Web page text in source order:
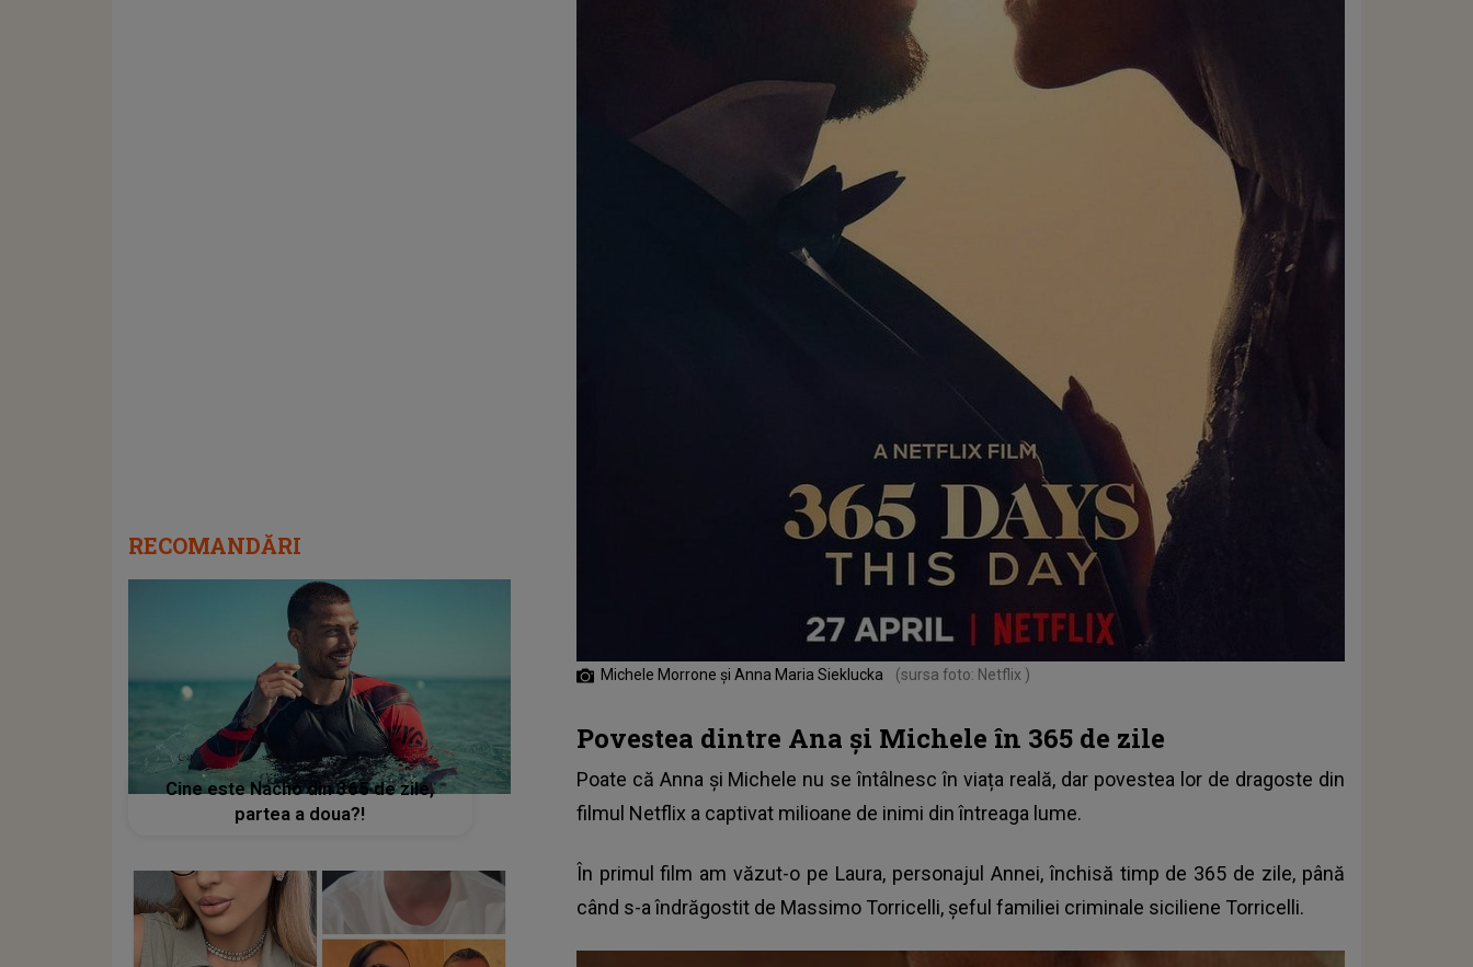
Michele Morrone și Anna Maria Sieklucka (sursa foto: Netflix )
Povestea dintre Ana și Michele în 365 de zile
Poate că Anna și Michele nu se întâlnesc în viața reală, dar povestea lor de dragoste din
filmul Netflix a captivat milioane de inimi din întreaga lume.
În primul film am văzut-o pe Laura, personajul Annei, închisă timp de 365 de zile, până
când s-a îndrăgostit de Massimo Torricelli, șeful familiei criminale siciliene Torricelli.
RECOMANDĂRI
Cine este Nacho din 365 de zile,
partea a doua?!